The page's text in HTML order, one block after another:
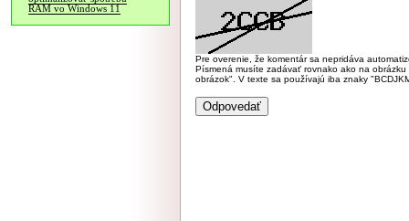
RAM vo Windows 11
Pre overenie, že komentár sa nepridáva
Písmená musíte zadávať rovnako ako na
obrázok". V texte sa používajú iba znaky